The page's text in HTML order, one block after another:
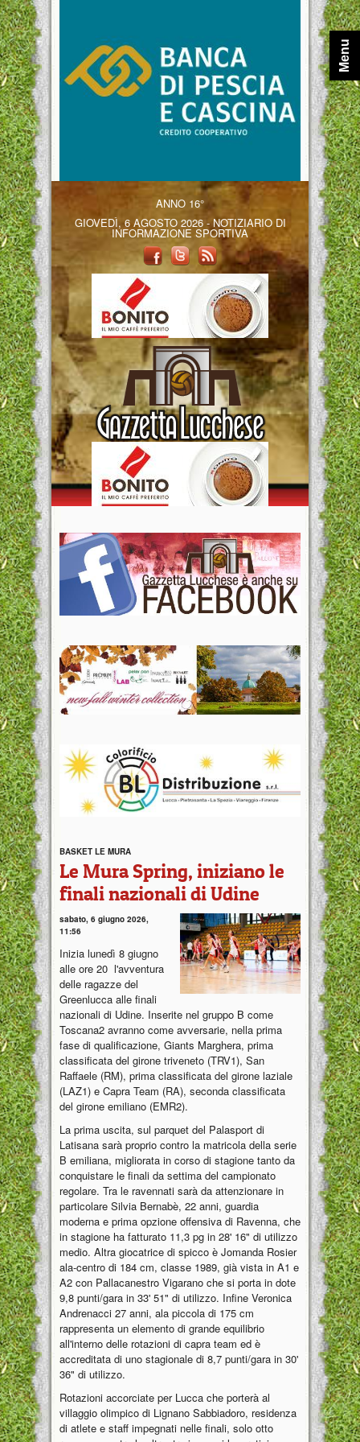
ANNO 16°
GIOVEDÌ, 6 AGOSTO 2026 - NOTIZIARIO DI
INFORMAZIONE SPORTIVA
BASKET LE MURA
Le Mura Spring, iniziano le
finali nazionali di Udine
sabato, 6 giugno 2026,
11:56
Inizia lunedì 8 giugno
alle ore 20 l'avventura
delle ragazze del
Greenlucca alle finali
nazionali di Udine. Inserite nel gruppo B come
Toscana2 avranno come avversarie, nella prima
fase di qualificazione, Giants Marghera, prima
classificata del girone triveneto (TRV1), San
Raffaele (RM), prima classificata del girone laziale
(LAZ1) e Capra Team (RA), seconda classificata
del girone emiliano (EMR2).
La prima uscita, sul parquet del Palasport di
Latisana sarà proprio contro la matricola della serie
B emiliana, migliorata in corso di stagione tanto da
conquistare le finali da settima del campionato
regolare. Tra le ravennati sarà da attenzionare in
particolare Silvia Bernabè, 22 anni, guardia
moderna e prima opzione offensiva di Ravenna, che
in stagione ha fatturato 11,3 pg in 28' 16" di utilizzo
medio. Altra giocatrice di spicco è Jomanda Rosier
ala-centro di 184 cm, classe 1989, già vista in A1 e
A2 con Pallacanestro Vigarano che si porta in dote
9,8 punti/gara in 33' 51" di utilizzo. Infine Veronica
Andrenacci 27 anni, ala piccola di 175 cm
rappresenta un elemento di grande equilibrio
all'interno delle rotazioni di capra team ed è
accreditata di uno stagionale di 8,7 punti/gara in 30'
36" di utilizzo.
Rotazioni accorciate per Lucca che porterà al
villaggio olimpico di Lignano Sabbiadoro, residenza
di atlete e staff impegnati nelle finali, solo otto
Menu